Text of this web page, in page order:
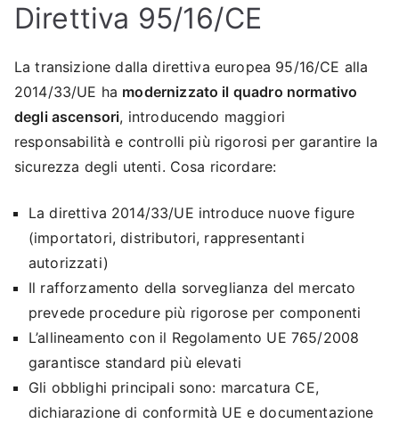
Direttiva 95/16/CE
La transizione dalla direttiva europea 95/16/CE alla
2014/33/UE ha modernizzato il quadro normativo
degli ascensori, introducendo maggiori
responsabilità e controlli più rigorosi per garantire la
sicurezza degli utenti. Cosa ricordare:
La direttiva 2014/33/UE introduce nuove figure
(importatori, distributori, rappresentanti
autorizzati)
Il rafforzamento della sorveglianza del mercato
prevede procedure più rigorose per componenti
L’allineamento con il Regolamento UE 765/2008
garantisce standard più elevati
Gli obblighi principali sono: marcatura CE,
dichiarazione di conformità UE e documentazione